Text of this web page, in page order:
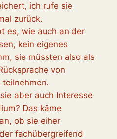
ich rufe sie
zurück.
es, wie auch an der
kein eigenes
sie müssten also als
von
teilnehmen.
aber auch Interesse
Das käme
ob sie eiher
fachübergreifend